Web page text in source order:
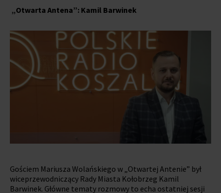
„Otwarta Antena”: Kamil Barwinek
Gościem Mariusza Wolańskiego w „Otwartej Antenie” był
wiceprzewodniczący Rady Miasta Kołobrzeg Kamil
Barwinek. Główne tematy rozmowy to echa ostatniej sesji